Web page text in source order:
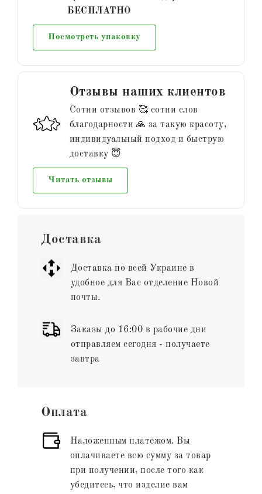
БЕСПЛАТНО
Посмотреть упаковку
Отзывы наших клиентов
Сотни отзывов 🥰 сотни слов
благодарности 🙏 за такую красоту,
индивидуальный подход и быструю
доставку 😇
Читать отзывы
Доставка
Доставка по всей Украине в
удобное для Вас отделение Новой
почты.
Заказы до 16:00 в рабочие дни
отправляем сегодня - получаете
завтра
Оплата
Наложенным платежом. Вы
оплачиваете всю сумму за товар
при получении, после того как
убедитесь, что изделие вам